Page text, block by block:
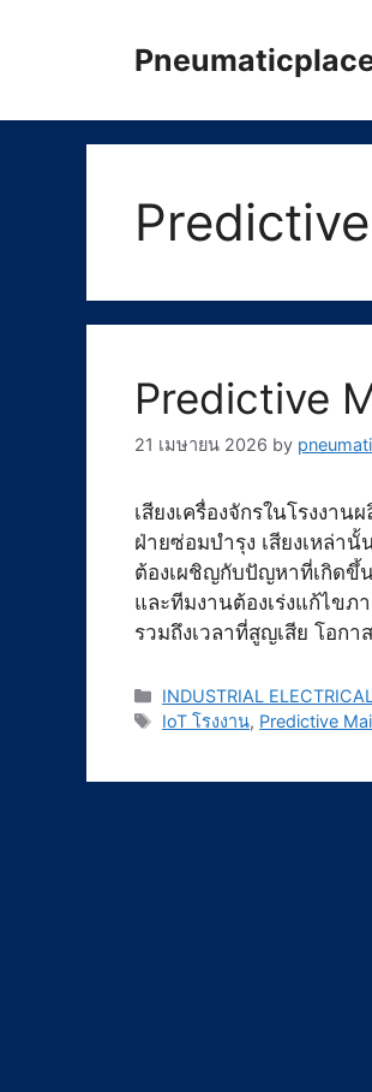
Predictive
21 เมษายน 2026 by
เสียงเครื่องจักรในโรงงา
ฝ่ายซ่อมบำรุง เสียงเหล่า
ต้องเผชิญกับปัญหาที่เกิดขึ้
และทีมงานต้องเร่งแก้ไข
รวมถึงเวลาที่สูญเสีย โอก
Categories
INDUSTRIAL
Tags
IoT โรงงาน, Predictive